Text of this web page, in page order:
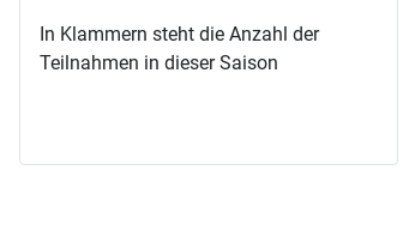
In Klammern steht die Anzahl der
Teilnahmen in dieser Saison